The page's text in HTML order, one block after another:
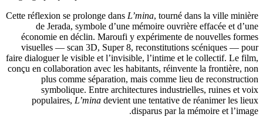
Cette réflexion se prolonge dans L’mina, tourné dans la ville minière
de Jerada, symbole d’une mémoire ouvrière effacée et d’une
économie en déclin. Maroufi y expérimente de nouvelles formes
visuelles — scan 3D, Super 8, reconstitutions scéniques — pour
faire dialoguer le visible et l’invisible, l’intime et le collectif. Le film,
conçu en collaboration avec les habitants, réinvente la frontière, non
plus comme séparation, mais comme lieu de reconstruction
symbolique. Entre architectures industrielles, ruines et voix
populaires, L’mina devient une tentative de réanimer les lieux
disparus par la mémoire et l’image.